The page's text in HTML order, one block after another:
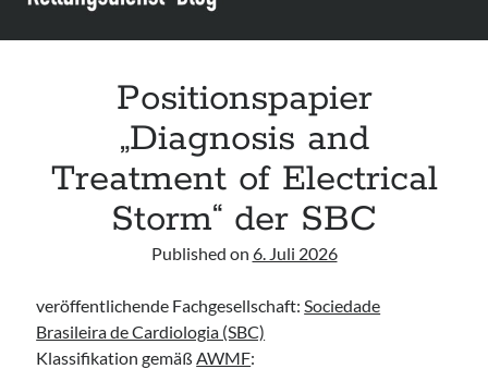
infants“ der CPS
Leitlinie „Die geburtshilfliche Analgesie und Anästhesie“ der DGAI
Positionspapier
„Diagnosis and
Treatment of Electrical
Storm“ der SBC
Published on 6. Juli 2026
veröffentlichende Fachgesellschaft:Sociedade
Brasileira de Cardiologia (SBC)
Klassifikation gemäßAWMF: